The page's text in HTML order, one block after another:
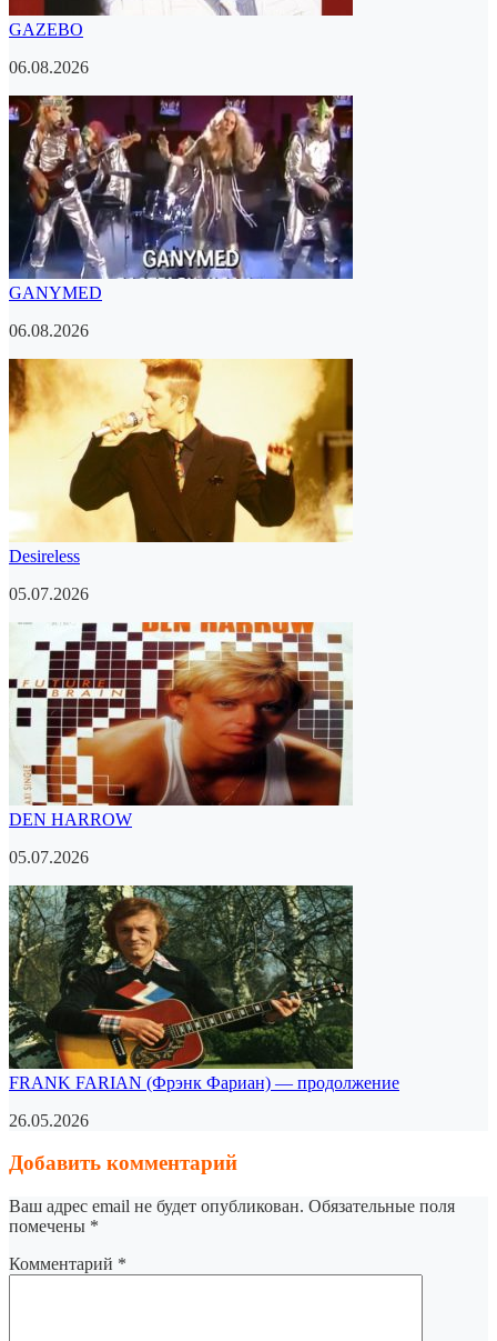
GAZEBO
06.08.2026
GANYMED
06.08.2026
Desireless
05.07.2026
DEN HARROW
05.07.2026
FRANK FARIAN (Фрэнк Фариан) — продолжение
26.05.2026
Добавить комментарий
Ваш адрес email не будет опубликован. Обязательные поля
помечены *
Комментарий *